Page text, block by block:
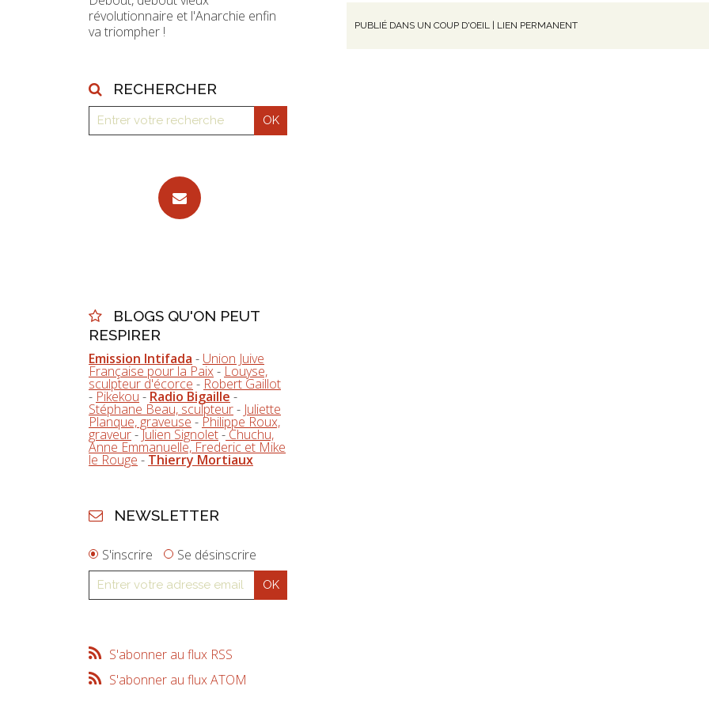
révolutionnaire et l'Anarchie enfin
va triompher !
RECHERCHER
BLOGS QU'ON PEUT
RESPIRER
Emission Intifada - Union Juive
Française pour la Paix- Louyse,
sculpteur d'écorce - Robert Gaillot
- Pikekou - Radio Bigaille -
Stéphane Beau, sculpteur- Juliette
Planque, graveuse - Philippe Roux,
graveur-Julien Signolet- Chuchu,
Anne Emmanuelle, Frederic et Mike
le Rouge - Thierry Mortiaux
NEWSLETTER
S'inscrire Se désinscrire
S'abonner au flux RSS
S'abonner au flux ATOM
PUBLIÉ DANS UN COUP D'OEIL LIEN PERMANENT